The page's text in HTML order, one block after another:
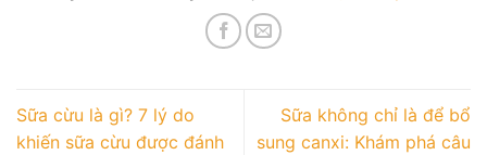
Sữa cừu là gì? 7 lý do
khiến sữa cừu được đánh
Sữa không chỉ là để bổ
sung canxi: Khám phá câu